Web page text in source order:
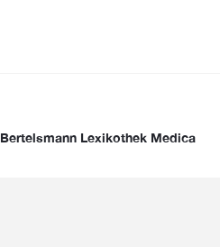
Bertelsmann Lexikothek Medica